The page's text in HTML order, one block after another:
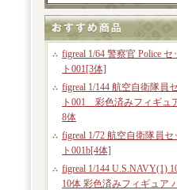
figreal 1/64 警察官 Police セ
ト001[3体]
figreal 1/144 航空自衛隊員
ト001 彩色済みフィギュ
8体
figreal 1/72 航空自衛隊員セ
ト001b[4体]
figreal 1/144 U.S.NAVY(1)
10体 彩色済みフィギュア